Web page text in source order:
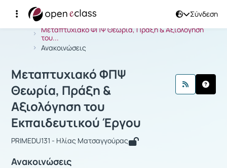
Σύνδεση
Αρχική Σελίδα
Μεταπτυχιακό ΦΠΨ Θεωρία, Πράξη & Αξιολόγηση
του...
Ανακοινώσεις
Μάθημα : Μεταπτυχιακό ΦΠΨ
Μεταπτυχιακό ΦΠΨ
Θεωρία, Πράξη &
Αξιολόγηση του
Εκπαιδευτικού Έργου
PRIMEDU131 - Ηλίας Ματσαγγούρας
Ανακοινώσεις